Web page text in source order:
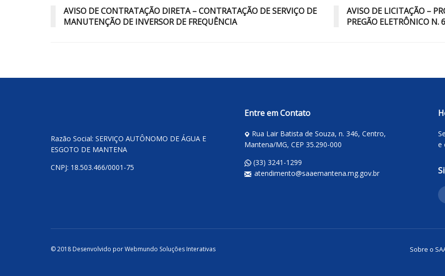
AVISO DE CONTRATAÇÃO DIRETA – CONTRATAÇÃO DE SERVIÇO DE
MANUTENÇÃO DE INVERSOR DE FREQUÊNCIA
AVISO DE LICITAÇÃO –
PREGÃO ELETRÔNICO N.
Razão Social: SERVIÇO AUTÔNOMO DE ÁGUA E
ESGOTO DE MANTENA
CNPJ: 18.503.466/0001-75
Entre em Contato
Rua Lair Batista de Souza, n. 346, Centro,
Mantena/MG, CEP 35.290-000
(33) 3241-1299
atendimento@saaemantena.mg.gov.br
e
Sobre o
© 2018 Desenvolvido porWebmundo Soluções Interativas